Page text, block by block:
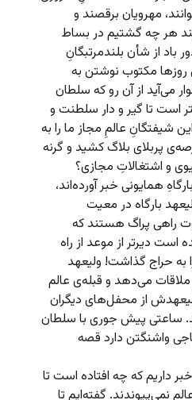
مهرویان برقصند و
هر چه گشتیم در بساط
از شأن بلندمرتبگانِ
روزها مکتوب نوشتن به
می‌آید از آن رو که سلطان
است تا گیر و دار سلطنت و
عالمِ مجاز ما را به
پربلای بلاگ کشید و گرنه
و اشتغالاتِ مجازی؟
همایونی خبر آورده‌اند،
بارگاه در معیت
راهی پراگ هستند که
دیرتر از موعد از راه
به حراج گذاشت! ولیعهد
ملاقات می‌دهد و قبله‌ی عالم
از محفل‌های دیگران
ساعتی پیش جوری با سلطان
واشنگتن دارد قصه
داریم که چه افتاده است تا
نمی‌پیوندند. گفته‌ایم تا